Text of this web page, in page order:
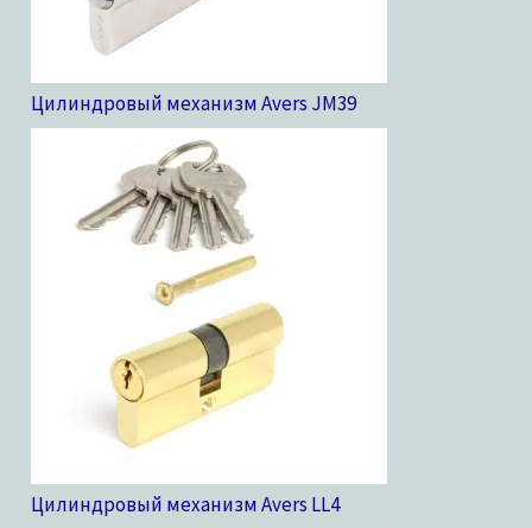
Цилиндровый механизм Avers JM39
Цилиндровый механизм Avers LL4